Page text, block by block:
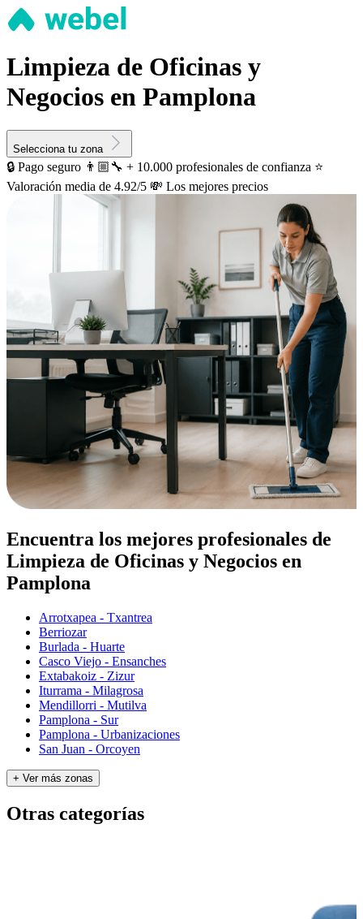
Limpieza de Oficinas y
Negocios en Pamplona
Selecciona tu zona
🔒 Pago seguro 👨🏼‍🔧 + 10.000 profesionales de confianza ⭐️
Valoración media de 4.92/5 💸 Los mejores precios
Encuentra los mejores profesionales de
Limpieza de Oficinas y Negocios en
Pamplona
Arrotxapea - Txantrea
Berriozar
Burlada - Huarte
Casco Viejo - Ensanches
Extabakoiz - Zizur
Iturrama - Milagrosa
Mendillorri - Mutilva
Pamplona - Sur
Pamplona - Urbanizaciones
San Juan - Orcoyen
+ Ver más zonas
Otras categorías